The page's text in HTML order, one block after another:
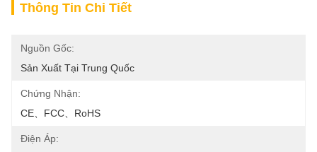
Thông Tin Chi Tiết
Nguồn Gốc:
Sản Xuất Tại Trung Quốc
Chứng Nhận:
CE、FCC、RoHS
Điện Áp: